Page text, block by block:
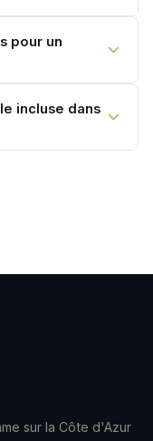
6 mois à
pour un
véhicules
les familles).
incluse dans
sur la Côte d'Azur